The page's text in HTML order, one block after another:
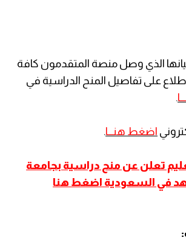
الذي وصل منصة المتقدمون كافة
على تفاصيل المنح الدراسية في
.
اضغط هنـــا.
تعلن عن منح دراسية بجامعة
في السعودية اضغط هنا